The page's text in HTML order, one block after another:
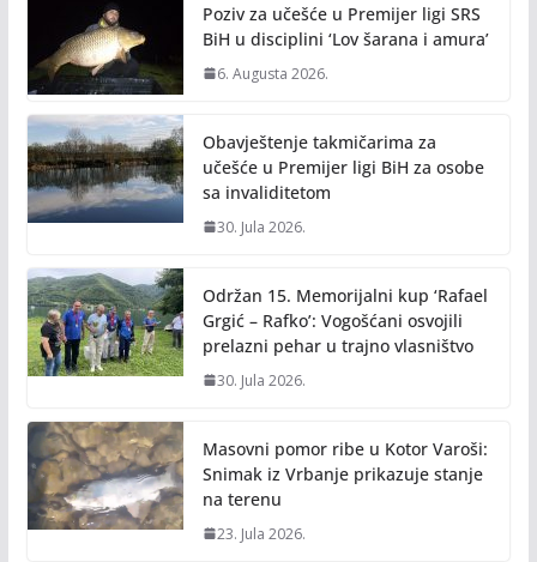
Poziv za učešće u Premijer ligi SRS
BiH u disciplini ‘Lov šarana i amura’
6. Augusta 2026.
Obavještenje takmičarima za
učešće u Premijer ligi BiH za osobe
sa invaliditetom
30. Jula 2026.
Održan 15. Memorijalni kup ‘Rafael
Grgić – Rafko’: Vogošćani osvojili
prelazni pehar u trajno vlasništvo
30. Jula 2026.
Masovni pomor ribe u Kotor Varoši:
Snimak iz Vrbanje prikazuje stanje
na terenu
23. Jula 2026.